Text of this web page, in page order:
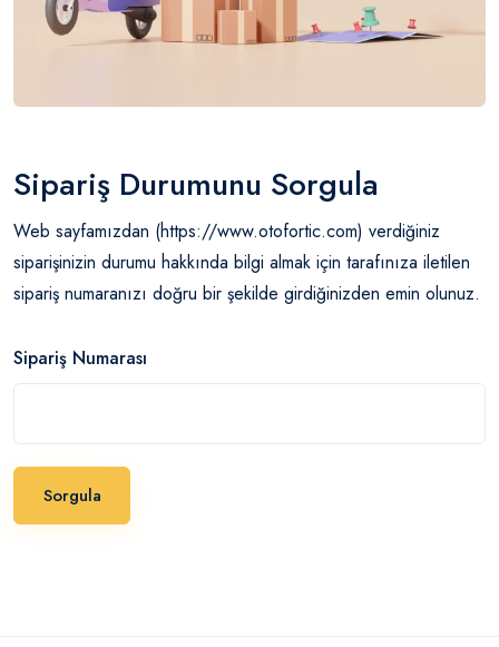
Sipariş Durumunu Sorgula
Web sayfamızdan (https://www.otofortic.com) verdiğiniz
siparişinizin durumu hakkında bilgi almak için tarafınıza iletilen
sipariş numaranızı doğru bir şekilde girdiğinizden emin olunuz.
Sipariş Numarası
Sorgula